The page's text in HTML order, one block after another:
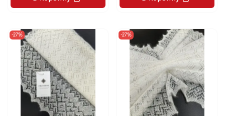
-27% -27%